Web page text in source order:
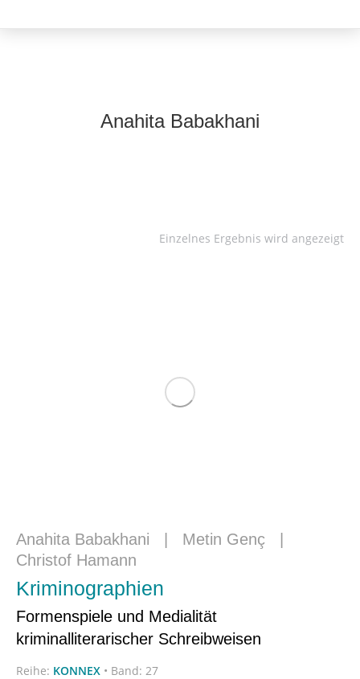
Anahita Babakhani
Einzelnes Ergebnis wird angezeigt
Anahita Babakhani Metin Genç
Christof Hamann
Kriminographien
Formenspiele und Medialität
kriminalliterarischer Schreibweisen
Reihe: KONNEX • Band: 27